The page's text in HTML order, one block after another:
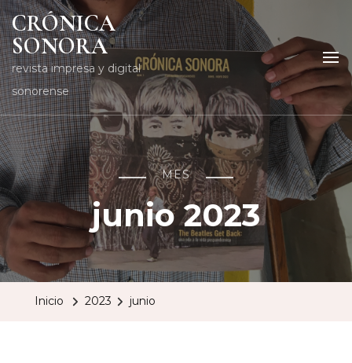
CRÓNICA
SONORA
revista impresa y digital
sonorense
MES
junio 2023
Inicio 2023 junio